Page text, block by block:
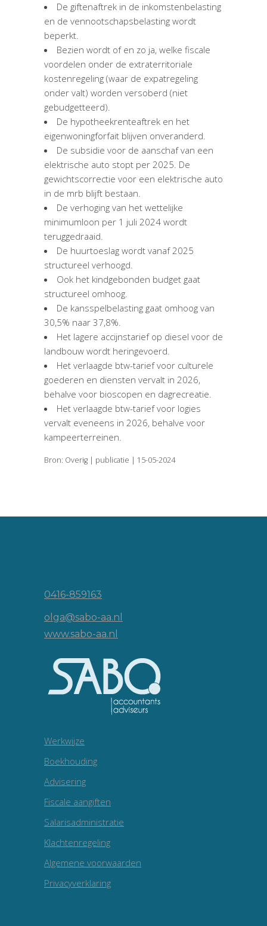
De giftenaftrek in de inkomstenbelasting
en de vennootschapsbelasting wordt
beperkt.
Bezien wordt of en zo ja, welke fiscale
voordelen onder de extraterritoriale
kostenregeling (waar de expatregeling
onder valt) worden versoberd (niet
gebudgetteerd).
De hypotheekrenteaftrek en het
eigenwoningforfait blijven onveranderd.
De subsidie voor de aanschaf van een
elektrische auto stopt per 2025. De
gewichtscorrectie voor een elektrische auto
in de mrb blijft bestaan.
De verhoging van het wettelijke
minimumloon per 1 juli 2024 wordt
teruggedraaid.
De huurtoeslag wordt vanaf 2025
structureel verhoogd.
Ook het kindgebonden budget gaat
structureel omhoog.
De kansspelbelasting gaat omhoog van
30,5% naar 37,8%.
Het lagere accijnstarief op diesel voor de
landbouw wordt heringevoerd.
Het verlaagde btw-tarief voor culturele
goederen en diensten vervalt in 2026,
behalve voor bioscopen en dagrecreatie.
Het verlaagde btw-tarief voor logies
vervalt eveneens in 2026, behalve voor
kampeerterreinen.
Bron: Overig | publicatie | 15-05-2024
0416-859163
olga@sabo-aa.nl
www.sabo-aa.nl
Werkwijze
Boekhouding
Advisering
Fiscale aangiften
Salarisadministratie
Klachtenregeling
Algemene voorwaarden
Privacyverklaring